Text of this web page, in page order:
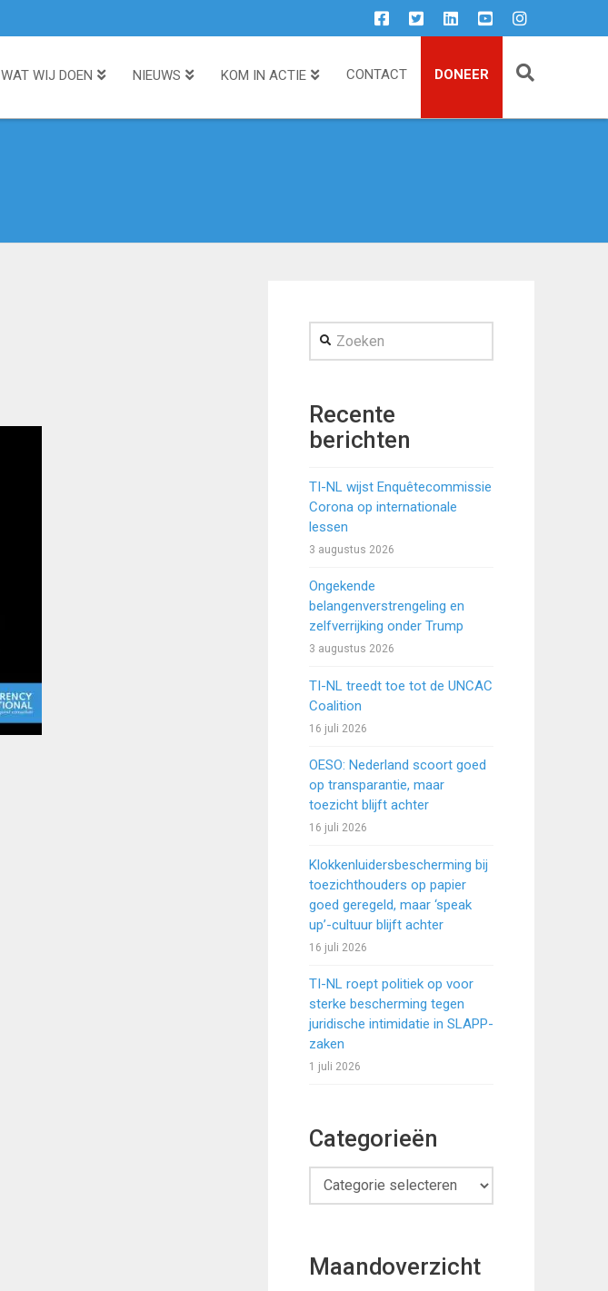
WAT WIJ DOEN NIEUWS KOM IN ACTIE CONTACT DONEER
Zoeken
Recente
berichten
TI-NL wijst Enquêtecommissie
Corona op internationale
lessen
3 augustus 2026
Ongekende
belangenverstrengeling en
zelfverrijking onder Trump
3 augustus 2026
TI-NL treedt toe tot de UNCAC
Coalition
16 juli 2026
OESO: Nederland scoort goed
op transparantie, maar
toezicht blijft achter
16 juli 2026
Klokkenluidersbescherming bij
toezichthouders op papier
goed geregeld, maar ‘speak
up’-cultuur blijft achter
16 juli 2026
TI-NL roept politiek op voor
sterke bescherming tegen
juridische intimidatie in SLAPP-
zaken
1 juli 2026
Categorieën
Categorieën
Maandoverzicht